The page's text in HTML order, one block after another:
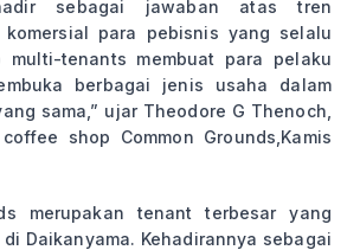
sebagai jawaban atas tren
komersial para pebisnis yang selalu
multi-tenants membuat para pelaku
berbagai jenis usaha dalam
sama,” ujar Theodore G Thenoch,
shop Common Grounds,Kamis
merupakan tenant terbesar yang
Daikanyama. Kehadirannya sebagai